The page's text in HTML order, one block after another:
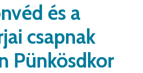
és a
csapnak
Pünkösdkor